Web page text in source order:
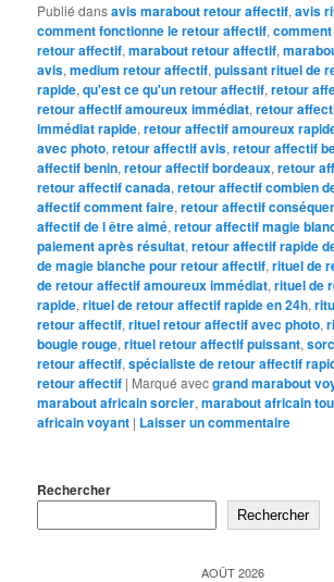
Publié dansavis marabout retour affectif,avis
comment fonctionne le retour affectif,
retour affectif,marabout retour affectif,
avis,medium retour affectif,puissant rituel de
rapide,qu'est ce qu'un retour affectif,retour
retour affectif amoureux immédiat,retour
immédiat rapide,retour affectif amoureux
avec photo,retour affectif avis,retour affectif
affectif benin,retour affectif bordeaux,retour
retour affectif canada,retour affectif combien
affectif comment faire,retour affectif
affectif de l être aimé,retour affectif magie
paiement après résultat,retour affectif rapide
de magie blanche pour retour affectif,rituel de
de retour affectif amoureux immédiat,rituel de
rapide,rituel de retour affectif rapide en 24h,
retour affectif,rituel retour affectif avec photo,
bougie rouge,rituel retour affectif puissant,
retour affectif,spécialiste de retour affectif
retour affectif | Marqué avecgrand marabout
marabout africain sorcier,marabout africain
africain voyant | Laisser un commentaire
Rechercher
Rechercher
AOÛT 2026